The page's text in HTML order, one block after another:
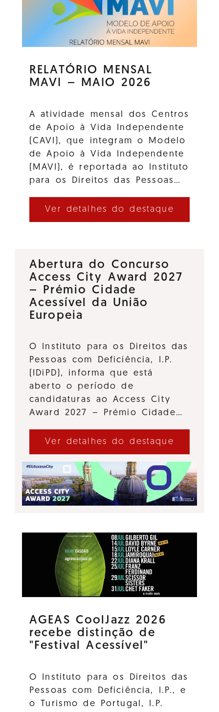
RELATÓRIO MENSAL
MAVI – MAIO 2026
A atividade mensal dos Centros
de Apoio à Vida Independente
(CAVI), que integram o Modelo
de Apoio à Vida Independente
(MAVI), é reportada ao Instituto
para os Direitos das Pessoas…
Ver detalhes do destaque
Abertura do Concurso
Access City Award 2027
– Prémio Cidade
Acessível da União
Europeia
O Instituto para os Direitos das
Pessoas com Deficiência, I.P.
(IDiPD), informa que está
aberto o período de
candidaturas ao Access City
Award 2027 – Prémio Cidade…
Ver detalhes do destaque
AGEAS CoolJazz 2026
recebe distinção de
"Festival Acessível"
O Instituto para os Direitos das
Pessoas com Deficiência, I.P., e
o Turismo de Portugal, I.P.